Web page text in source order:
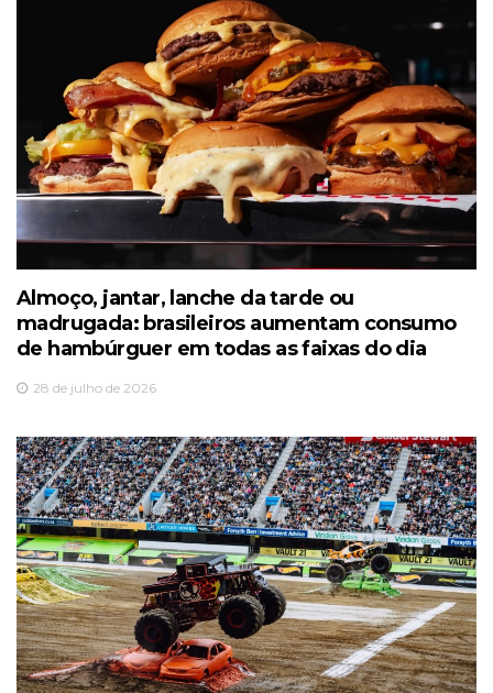
Almoço, jantar, lanche da tarde ou
madrugada: brasileiros aumentam consumo
de hambúrguer em todas as faixas do dia
28 de julho de 2026